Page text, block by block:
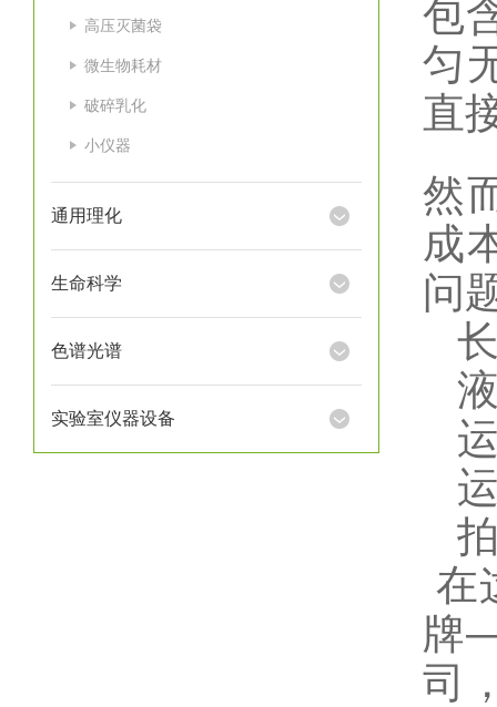
高压灭菌袋
微生物耗材
破碎乳化
小仪器
通用理化
生命科学
色谱光谱
实验室仪器设备
包
匀
直
然
成
问
在
牌
司